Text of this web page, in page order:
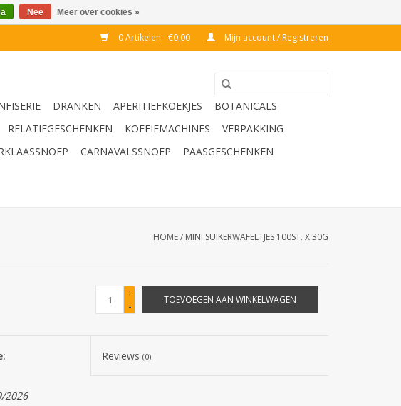
0 Artikelen - €0,00 Mijn account / Registreren
DRANKEN APERITIEFKOEKJES
BOTANICALS
RELATIEGESCHENKEN KOFFIEMACHINES
VERPAKKING
CARNAVALSSNOEP
PAASGESCHENKEN
HOME/ MINI SUIKERWAFELTJES 100ST. X 30G
+
-
TOEVOEGEN AAN WINKELWAGEN
Reviews(0)
2026
Nee Meer over cookies »